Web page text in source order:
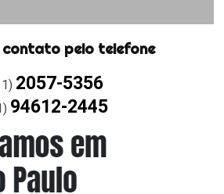
contato pelo telefone
2057-5356
94612-2445